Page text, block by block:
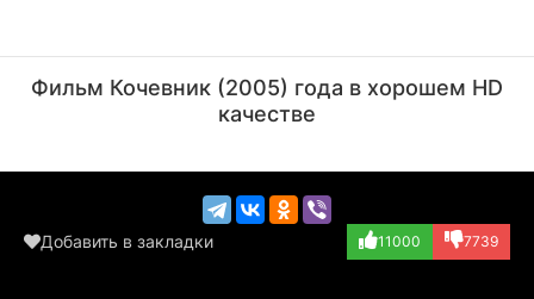
(Шариш)
(Рагбат)
Фильм Кочевник (2005) года в хорошем HD
качестве
Добавить в закладки 11000 7739